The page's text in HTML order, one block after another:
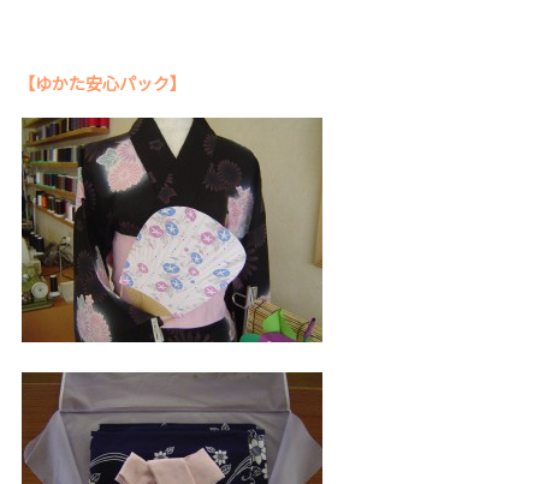
【ゆかた安心パック】